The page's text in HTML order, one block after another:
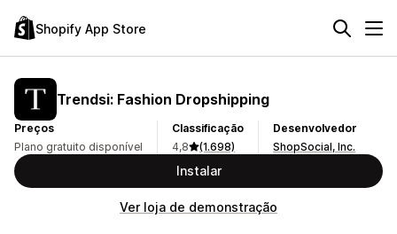
Shopify App Store
Trendsi: Fashion Dropshipping
Preços
Plano gratuito disponível
Classificação
4,8
(1.698)
Desenvolvedor
ShopSocial, Inc.
Instalar
Ver loja de demonstração